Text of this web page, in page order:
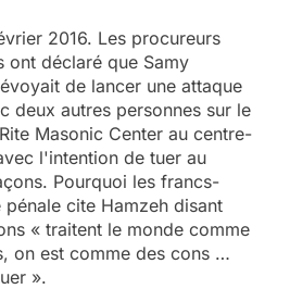
2016. Les procureurs
ont déclaré que Samy
de lancer une attaque
deux autres personnes sur le
Masonic Center au centre-
l'intention de tuer au
Pourquoi les francs-
pénale cite Hamzeh disant
« traitent le monde comme
on est comme des cons …
».